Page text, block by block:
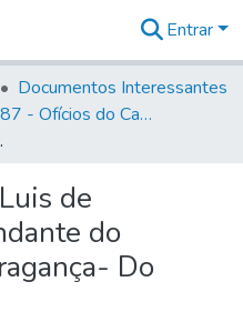
Entrar
Documentos Interessantes
Volume 87 - Ofícios do Capitão General Antonio Manoel de Melo Castro e Mendonça (1797- 1801)
Do Secretário
de
do
Do